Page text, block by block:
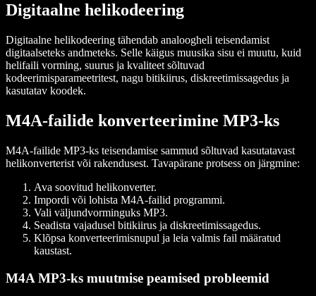
Digitaalne helikodeering
Digitaalne helikodeering tähendab analoogheli teisendamist
digitaalseteks andmeteks. Selle käigus muusika sisu ei muutu, kuid
helifaili vorming, suurus ja kvaliteet sõltuvad
kodeerimisparameetritest, nagu bitikiirus, diskreetimissagedus ja
kasutatav koodek.
M4A-failide konverteerimine MP3-ks
M4A-failide MP3-ks teisendamise sammud sõltuvad kasutatavast
helikonverterist või rakendusest. Tavapärane protsess on järgmine:
Ava soovitud helikonverter.
Impordi või lohista M4A-failid programmi.
Vali väljundvorminguks MP3.
Seadista vajadusel bitikiirus ja diskreetimissagedus.
Klõpsa konverteerimisnupul ja leia valmis fail määratud
kaustast.
M4A MP3-ks muutmise peamised probleemid